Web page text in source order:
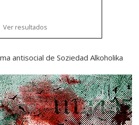
Ver resultados
antisocial de Soziedad Alkoholika